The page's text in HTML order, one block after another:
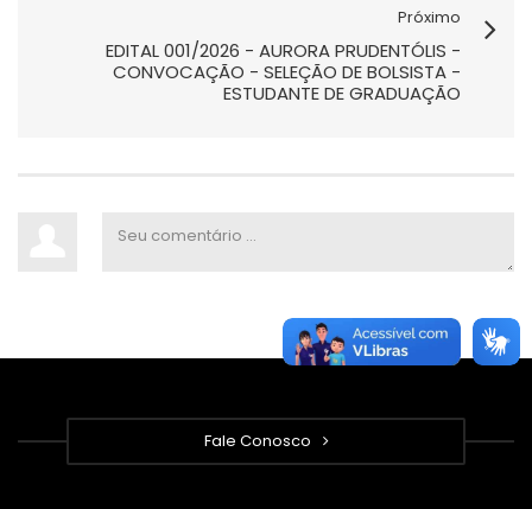
Próximo
EDITAL 001/2026 - AURORA PRUDENTÓLIS -
CONVOCAÇÃO - SELEÇÃO DE BOLSISTA -
ESTUDANTE DE GRADUAÇÃO
Fale Conosco